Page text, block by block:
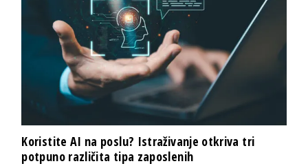
Koristite AI na poslu? Istraživanje otkriva tri
potpuno različita tipa zaposlenih